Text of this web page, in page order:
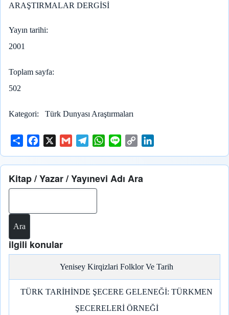
ARAŞTIRMALAR DERGİSİ
Yayın tarihi
2001
Toplam sayfa
502
Kategori Türk Dunyası Araştırmaları
a
r
e
c
e
b
o
X
G
a
i
l
l
e
g
a
W
a
t
n
e
p
y
n
Kitap / Yazar / Yayınevi Adı Ara
ilgili konular
Yenisey Kirqizlari Folklor Ve Tarih
TÜRK TARİHİNDE ŞECERE GELENEĞİ: TÜRKMEN
ŞECERELERİ ÖRNEĞİ